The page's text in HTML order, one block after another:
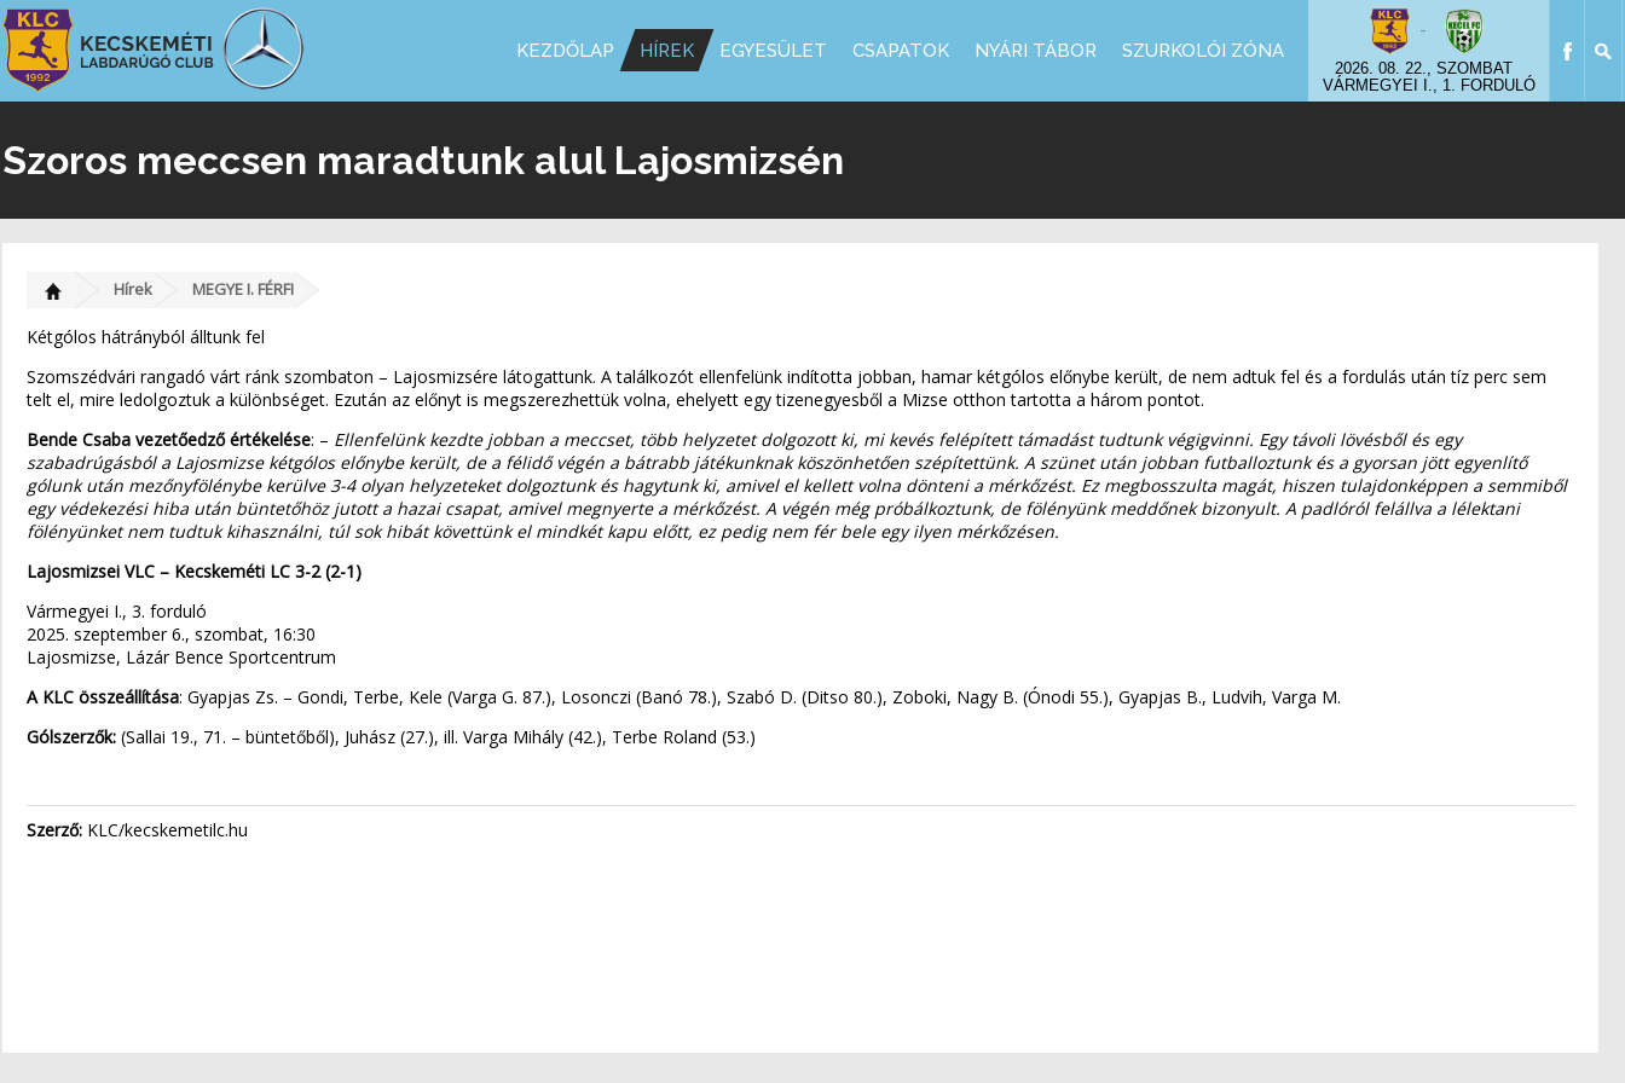
-
2026. 08. 22., SZOMBAT
VÁRMEGYEI I., 1. FORDULÓ
KEZDŐLAP HÍREK EGYESÜLET CSAPATOK NYÁRI TÁBOR SZURKOLÓI ZÓNA
Szoros meccsen maradtunk alul Lajosmizsén
Hírek MEGYE I. FÉRFI
Kétgólos hátrányból álltunk fel
Szomszédvári rangadó várt ránk szombaton – Lajosmizsére látogattunk. A találkozót ellenfelünk indította jobban, hamar kétgólos előnybe került, de nem adtuk fel és a fordulás után tíz perc sem
telt el, mire ledolgoztuk a különbséget. Ezután az előnyt is megszerezhettük volna, ehelyett egy tizenegyesből a Mizse otthon tartotta a három pontot.
Bende Csaba vezetőedző értékelése: – Ellenfelünk kezdte jobban a meccset, több helyzetet dolgozott ki, mi kevés felépített támadást tudtunk végigvinni. Egy távoli lövésből és egy
szabadrúgásból a Lajosmizse kétgólos előnybe került, de a félidő végén a bátrabb játékunknak köszönhetően szépítettünk. A szünet után jobban futballoztunk és a gyorsan jött egyenlítő
gólunk után mezőnyfölénybe kerülve 3-4 olyan helyzeteket dolgoztunk és hagytunk ki, amivel el kellett volna dönteni a mérkőzést. Ez megbosszulta magát, hiszen tulajdonképpen a semmiből
egy védekezési hiba után büntetőhöz jutott a hazai csapat, amivel megnyerte a mérkőzést. A végén még próbálkoztunk, de fölényünk meddőnek bizonyult. A padlóról felállva a lélektani
fölényünket nem tudtuk kihasználni, túl sok hibát követtünk el mindkét kapu előtt, ez pedig nem fér bele egy ilyen mérkőzésen.
Lajosmizsei VLC – Kecskeméti LC 3-2 (2-1)
Vármegyei I., 3. forduló
2025. szeptember 6., szombat, 16:30
Lajosmizse, Lázár Bence Sportcentrum
A KLC összeállítása: Gyapjas Zs. – Gondi, Terbe, Kele (Varga G. 87.), Losonczi (Banó 78.), Szabó D. (Ditso 80.), Zoboki, Nagy B. (Ónodi 55.), Gyapjas B., Ludvih, Varga M.
Gólszerzők: (Sallai 19., 71. – büntetőből), Juhász (27.), ill. Varga Mihály (42.), Terbe Roland (53.)
Szerző: KLC/kecskemetilc.hu